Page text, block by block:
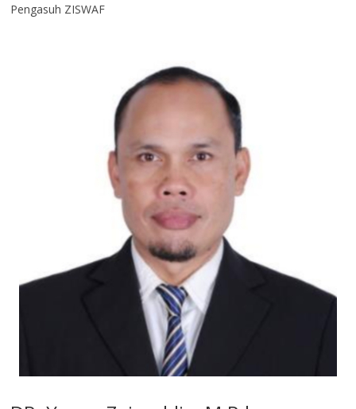
Pengasuh ZISWAF